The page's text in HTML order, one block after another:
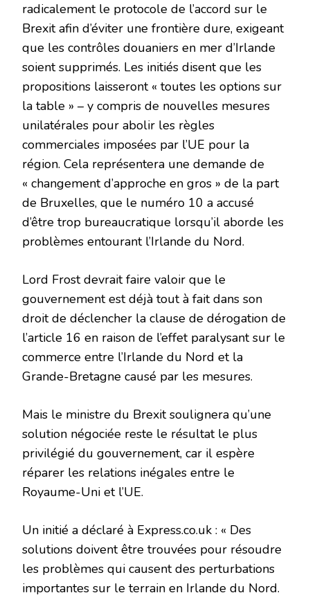
radicalement le protocole de l’accord sur le
Brexit afin d’éviter une frontière dure, exigeant
que les contrôles douaniers en mer d’Irlande
soient supprimés. Les initiés disent que les
propositions laisseront « toutes les options sur
la table » – y compris de nouvelles mesures
unilatérales pour abolir les règles
commerciales imposées par l’UE pour la
région. Cela représentera une demande de
« changement d’approche en gros » de la part
de Bruxelles, que le numéro 10 a accusé
d’être trop bureaucratique lorsqu’il aborde les
problèmes entourant l’Irlande du Nord.
Lord Frost devrait faire valoir que le
gouvernement est déjà tout à fait dans son
droit de déclencher la clause de dérogation de
l’article 16 en raison de l’effet paralysant sur le
commerce entre l’Irlande du Nord et la
Grande-Bretagne causé par les mesures.
Mais le ministre du Brexit soulignera qu’une
solution négociée reste le résultat le plus
privilégié du gouvernement, car il espère
réparer les relations inégales entre le
Royaume-Uni et l’UE.
Un initié a déclaré à Express.co.uk : « Des
solutions doivent être trouvées pour résoudre
les problèmes qui causent des perturbations
importantes sur le terrain en Irlande du Nord.